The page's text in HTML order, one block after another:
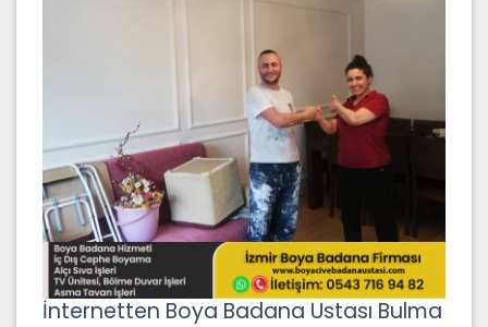
İnternetten Boya Badana Ustası Bulma